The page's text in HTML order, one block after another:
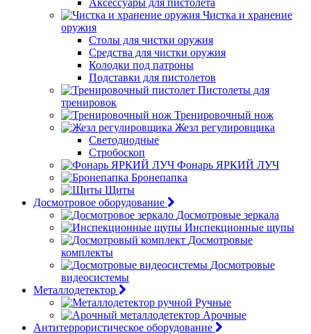
Аксессуары для пистолета
Чистка и хранение
оружия
Столы для чистки оружия
Средства для чистки оружия
Колодки под патроны
Подставки для пистолетов
Пистолеты для
тренировок
Тренировочный нож
Жезл регулировщика
Светодиодные
Стробоскоп
Фонарь ЯРКИЙ ЛУЧ
Бронепапка
Щиты
Досмотровое оборудование
Досмотровые зеркала
Инспекционные щупы
Досмотровые
комплекты
Досмотровые
видеосистемы
Металлодетектор
Ручные
Арочные
Антитеррористическое оборудование